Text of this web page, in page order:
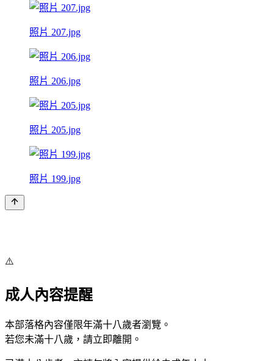
照片 207.jpg
照片 206.jpg
照片 205.jpg
照片 199.jpg
⚠️
成人內容提醒
本部落格內容僅限年滿十八歲者瀏覽。
若您未滿十八歲，請立即離開。